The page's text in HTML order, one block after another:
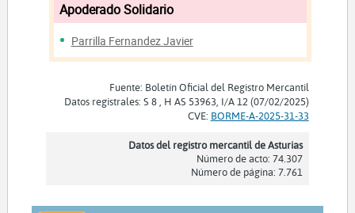
Apoderado Solidario
Parrilla Fernandez Javier
Fuente: Boletín Oficial del Registro Mercantil
Datos registrales: S 8 , H AS 53963, I/A 12 (07/02/2025)
CVE: BORME-A-2025-31-33
Datos del registro mercantil de Asturias
Número de acto: 74.307
Número de página: 7.761